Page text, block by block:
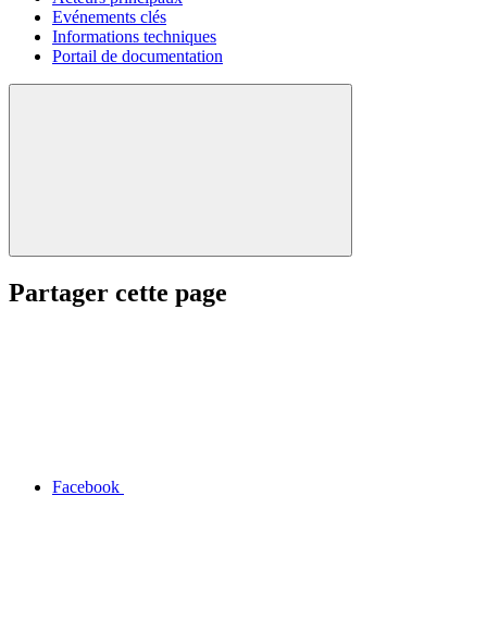
Evénements clés
Informations techniques
Portail de documentation
Partager cette page
Facebook